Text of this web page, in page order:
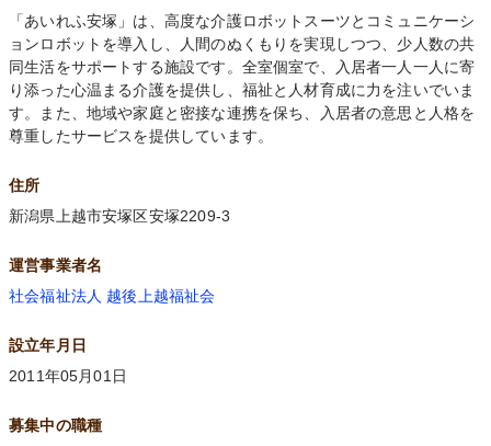
「あいれふ安塚」は、高度な介護ロボットスーツとコミュニケーシ
ョンロボットを導入し、人間のぬくもりを実現しつつ、少人数の共
同生活をサポートする施設です。全室個室で、入居者一人一人に寄
り添った心温まる介護を提供し、福祉と人材育成に力を注いでいま
す。また、地域や家庭と密接な連携を保ち、入居者の意思と人格を
尊重したサービスを提供しています。
住所
新潟県上越市安塚区安塚2209-3
運営事業者名
社会福祉法人 越後上越福祉会
設立年月日
2011年05月01日
募集中の職種